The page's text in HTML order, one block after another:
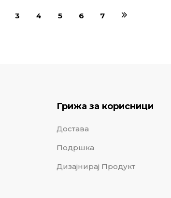
3 4 5 6 7
Грижа за корисници
Достава
Подршка
Дизајнирај Продукт